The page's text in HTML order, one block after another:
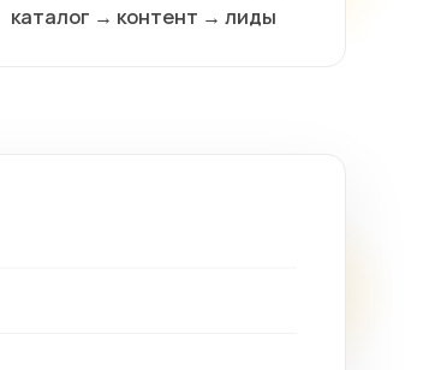
каталог → контент → лиды